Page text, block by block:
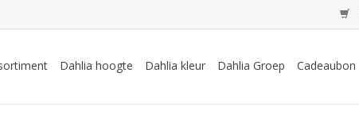
Dahlia hoogte Dahlia kleur Dahlia Groep Cadeaubon